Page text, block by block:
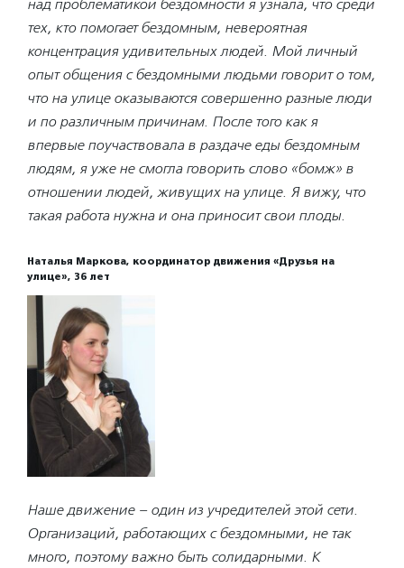
над проблематикой бездомности я узнала, что среди
тех, кто помогает бездомным, невероятная
концентрация удивительных людей. Мой личный
опыт общения с бездомными людьми говорит о том,
что на улице оказываются совершенно разные люди
и по различным причинам. После того как я
впервые поучаствовала в раздаче еды бездомным
людям, я уже не смогла говорить слово «бомж» в
отношении людей, живущих на улице. Я вижу, что
такая работа нужна и она приносит свои плоды.
Наталья Маркова, координатор движения «Друзья на
улице», 36 лет
Наше движение – один из учредителей этой сети.
Организаций, работающих с бездомными, не так
много, поэтому важно быть солидарными. К